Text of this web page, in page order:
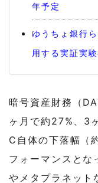
年予定
ゆうちょ銀行
用する実証実
暗号資産財務（
ヶ月で約27%、3
C自体の下落幅（
フォーマンスとな
やメタプラネット